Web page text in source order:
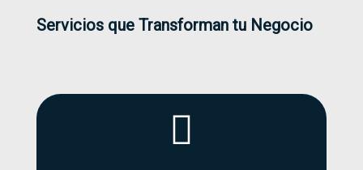
Servicios que Transforman tu Negocio
